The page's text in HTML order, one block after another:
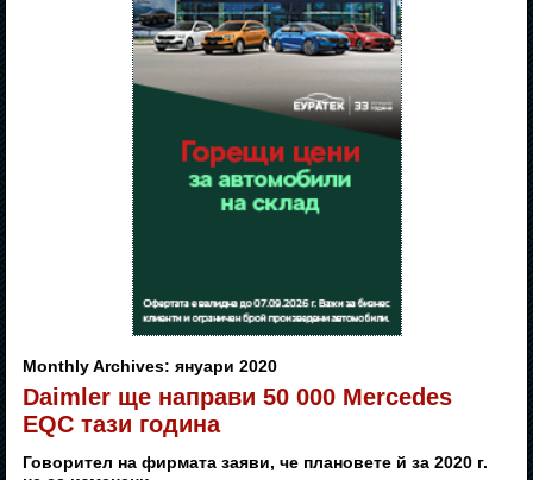
Monthly Archives:януари 2020
Daimler ще направи 50 000 Mercedes
EQC тази година
Говорител на фирмата заяви, че плановете й за 2020 г.